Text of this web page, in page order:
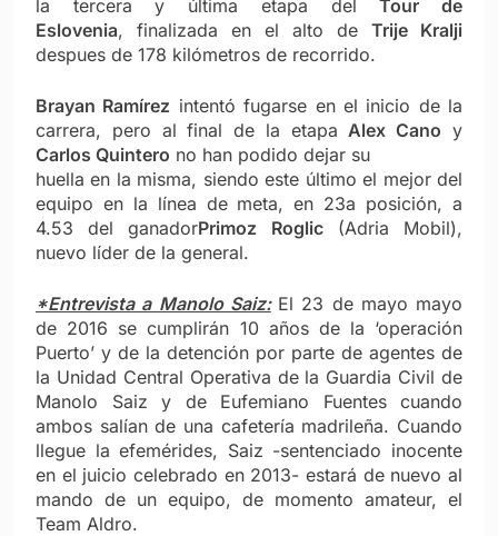
la tercera y última etapa delTour de
Eslovenia, finalizada en el alto de Trije Kralji
despues de 178 kilómetros de recorrido.
Brayan Ramírez intentó fugarse en el inicio de la
carrera, pero al final de la etapa Alex Cano y
Carlos Quintero no han podido dejar su
huella en la misma, siendo este último el mejor del
equipo en la línea de meta, en 23a posición, a
4.53 del ganadorPrimoz Roglic(Adria Mobil),
nuevo líder de la general.
*Entrevista a Manolo Saiz: El 23 de mayo mayo
de 2016 se cumplirán 10 años de la ‘operación
Puerto’ y de la detención por parte de agentes de
la Unidad Central Operativa de la Guardia Civil de
Manolo Saiz y de Eufemiano Fuentes cuando
ambos salían de una cafetería madrileña. Cuando
llegue la efemérides, Saiz -sentenciado inocente
en el juicio celebrado en 2013- estará de nuevo al
mando de un equipo, de momento amateur, el
Team Aldro.